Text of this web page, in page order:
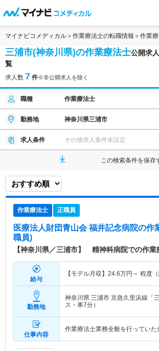
マイナビコメディカル 作業療法士の転職情報 作業
三浦市(神奈川県)の作業療法士公開求
覧
求人数 7 件※非公開求人を除く
職種 作業療法士
勤務地 神奈川県三浦市
求人条件 その他求人条件未設定
この検索条件を保存
作業療法士 正職員
医療法人財団青山会 福井記念病院の作
職員)
【神奈川県／三浦市】 精神科病院での作業
給与
【モデル月収】 24.6万円～ 程度（
勤務地
神奈川県 三浦市 京急久里浜線「
ス・車7分）
仕事内容
作業療法士業務全般を行っていた